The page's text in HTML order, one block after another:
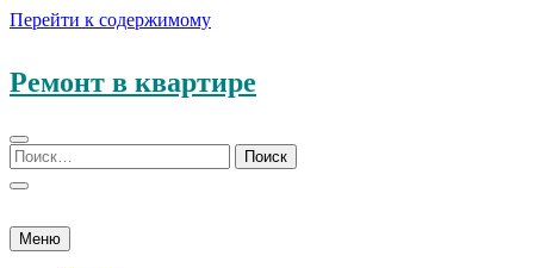
Перейти к содержимому
Ремонт в квартире
Меню